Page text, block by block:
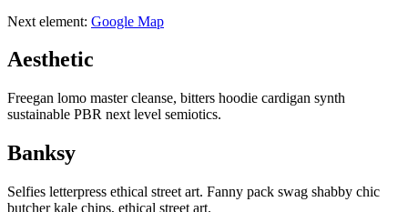
Next element: Google Map
Aesthetic
Freegan lomo master cleanse, bitters hoodie cardigan synth
sustainable PBR next level semiotics.
Banksy
Selfies letterpress ethical street art. Fanny pack swag shabby chic
butcher kale chips, ethical street art.